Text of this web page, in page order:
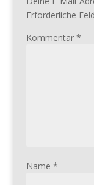
Erforderliche
Kommentar *
Name *